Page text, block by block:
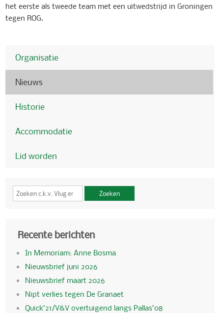
het eerste als tweede team met een uitwedstrijd in Groningen
tegen ROG.
Organisatie
Nieuws
Historie
Accommodatie
Lid worden
Zoeken
Recente berichten
In Memoriam: Anne Bosma
Nieuwsbrief juni 2026
Nieuwsbrief maart 2026
Nipt verlies tegen De Granaet
Quick’21/V&V overtuigend langs Pallas’08